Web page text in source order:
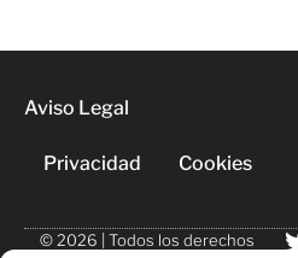
Aviso Legal
Privacidad Cookies
© 2026 | Todos los derechos